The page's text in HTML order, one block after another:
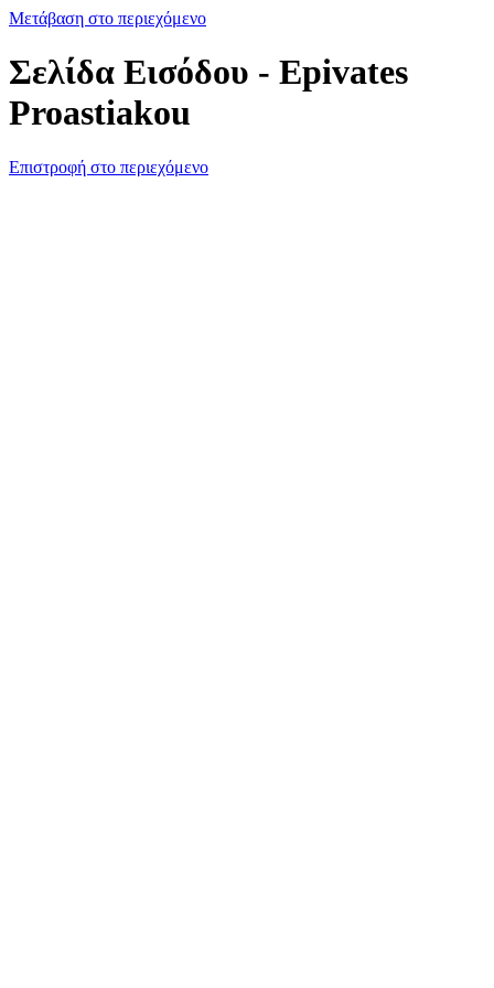
Μετάβαση στο περιεχόμενο
Σελίδα Εισόδου - Epivates
Proastiakou
Επιστροφή στο περιεχόμενο